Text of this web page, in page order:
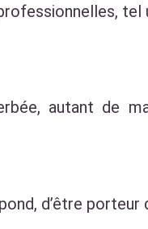
tel
autant de
d’être porteur